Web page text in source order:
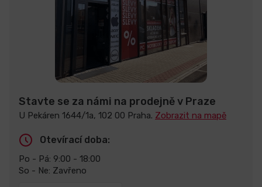
Stavte se za námi na prodejně v Praze
U Pekáren 1644/1a, 102 00 Praha. Zobrazit na mapě
Otevírací doba:
Po - Pá: 9:00 - 18:00
So - Ne: Zavřeno